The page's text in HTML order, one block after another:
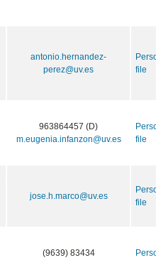
antonio.hernandez-
perez@uv.es
file
963864457 (D)
m.eugenia.infanzon@uv.es
file
jose.h.marco@uv.es
file
(9639) 83434